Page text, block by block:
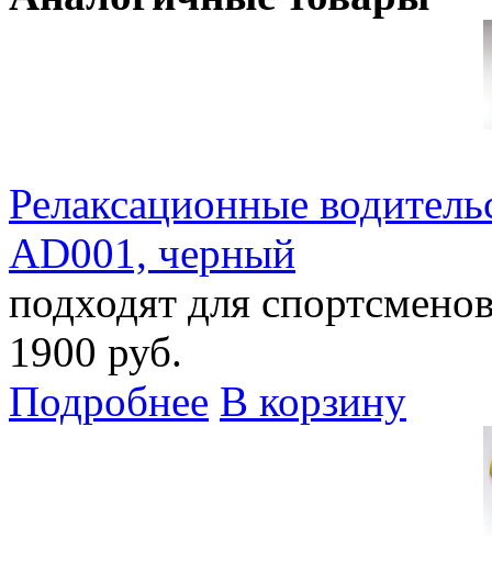
Релаксационные
AD001, черный
подходят для
1900 руб.
Подробнее В корзину